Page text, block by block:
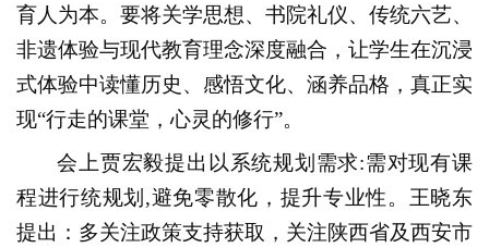
育人为本。要将关学思想、书院礼仪、传统六艺、
非遗体验与现代教育理念深度融合，让学生在沉浸
式体验中读懂历史、感悟文化、涵养品格，真正实
现“行走的课堂，心灵的修行”。
会上贾宏毅提出以系统规划需求:需对现有课
程进行统规划,避免零散化，提升专业性。王晓东
提出：多关注政策支持获取，关注陕西省及西安市